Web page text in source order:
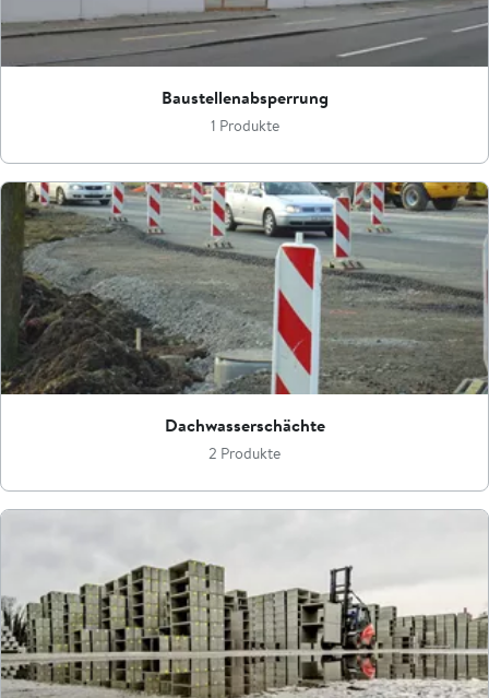
Baustellenabsperrung
1 Produkte
Dachwasserschächte
2 Produkte